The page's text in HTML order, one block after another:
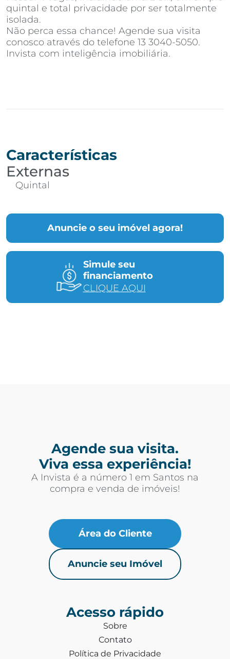
quintal e total privacidade por ser totalmente
isolada.
Não perca essa chance! Agende sua visita
conosco através do telefone 13 3040-5050.
Invista com inteligência imobiliária.
Anuncie o seu imóvel agora!
Simule seu
financiamento
CLIQUE AQUI
Características
Externas
Quintal
Agende sua visita.
Viva essa experiência!
A Invista é a número 1 em Santos na
compra e venda de imóveis!
Área do Cliente
Anuncie seu Imóvel
Acesso rápido
Sobre
Contato
Política de Privacidade